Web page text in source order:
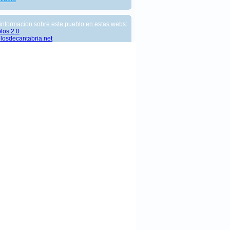
sobre este pueblo en estas webs:
2.0